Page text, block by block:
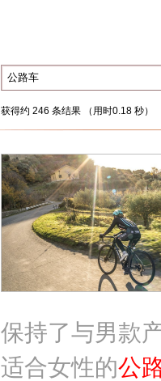
获得约 246 条结果 （用时0.18 秒）
保持了与男款
适合女性的公